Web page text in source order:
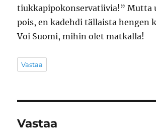
tiukkapipokonservatiivia!” Mutta
pois, en kadehdi tällaista hengen
Voi Suomi, mihin olet matkalla!
Vastaa
Vastaa